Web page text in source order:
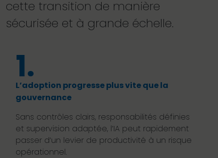
cette transition de manière
sécurisée et à grande échelle.
1.
L’adoption progresse plus vite que la
gouvernance
Sans contrôles clairs, responsabilités définies
et supervision adaptée, l’IA peut rapidement
passer d’un levier de productivité à un risque
opérationnel.